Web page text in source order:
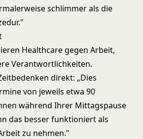
schlimmer als die
Healthcare gegen Arbeit,
Verantwortlichkeiten.
direkt: „Dies
von jeweils etwa 90
während Ihrer Mittagspause
das besser funktioniert als
zu nehmen."